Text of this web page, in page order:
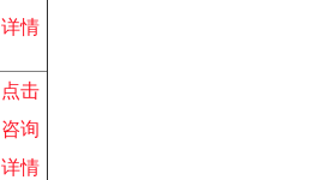
详情
点击
咨询
详情